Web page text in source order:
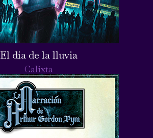
El día de la lluvia
Calixta